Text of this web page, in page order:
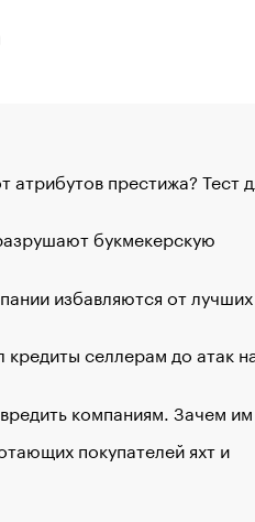
атрибутов престижа? Тест
букмекерскую
избавляются от лучших
селлерам до атак
компаниям. Зачем
покупателей яхт и